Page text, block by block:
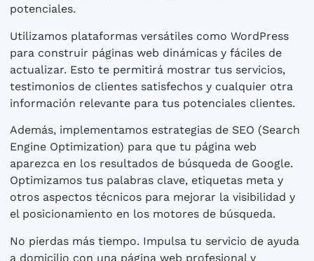
potenciales.
Utilizamos plataformas versátiles como WordPress
para construir páginas web dinámicas y fáciles de
actualizar. Esto te permitirá mostrar tus servicios,
testimonios de clientes satisfechos y cualquier otra
información relevante para tus potenciales clientes.
Además, implementamos estrategias de SEO (Search
Engine Optimization) para que tu página web
aparezca en los resultados de búsqueda de Google.
Optimizamos tus palabras clave, etiquetas meta y
otros aspectos técnicos para mejorar la visibilidad y
el posicionamiento en los motores de búsqueda.
No pierdas más tiempo. Impulsa tu servicio de ayuda
a domicilio con una página web profesional y